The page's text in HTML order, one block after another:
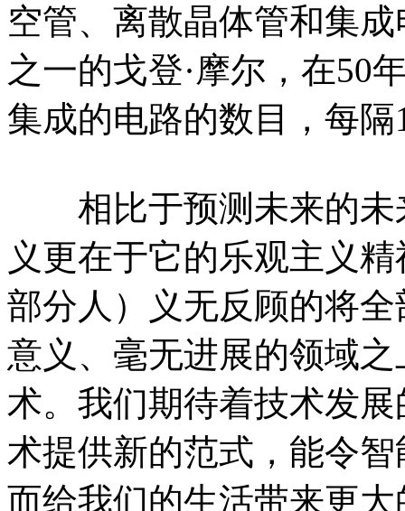
空管、离散晶体管和集
之一的戈登·摩尔，在50
集成的电路的数目，每
相比于预测未来的未
义更在于它的乐观主义
部分人）义无反顾的将
意义、毫无进展的领域
术。我们期待着技术发
术提供新的范式，能令
而给我们的生活带来更